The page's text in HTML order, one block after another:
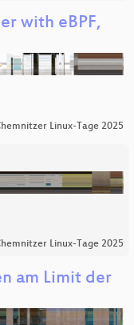
with eBPF,
Linux-Tage 2025
Linux-Tage 2025
am Limit der